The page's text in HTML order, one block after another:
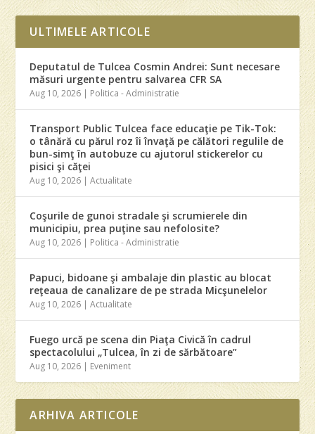
ULTIMELE ARTICOLE
Deputatul de Tulcea Cosmin Andrei: Sunt necesare
măsuri urgente pentru salvarea CFR SA
Aug 10, 2026 | Politica - Administratie
Transport Public Tulcea face educaţie pe Tik-Tok:
o tânără cu părul roz îi învaţă pe călători regulile de
bun-simţ în autobuze cu ajutorul stickerelor cu
pisici şi căţei
Aug 10, 2026 |Actualitate
Coşurile de gunoi stradale şi scrumierele din
municipiu, prea puţine sau nefolosite?
Aug 10, 2026 | Politica - Administratie
Papuci, bidoane şi ambalaje din plastic au blocat
reţeaua de canalizare de pe strada Micşunelelor
Aug 10, 2026 |Actualitate
Fuego urcă pe scena din Piaţa Civică în cadrul
spectacolului „Tulcea, în zi de sărbătoare”
Aug 10, 2026 | Eveniment
ARHIVA ARTICOLE